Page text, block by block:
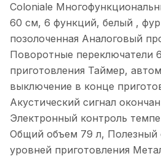
Coloniale
60 см, 6 функций, белый ,
позолоченная Аналоговый
Поворотные переключатели
приготовления Таймер,
выключение в конце
Акустический сигнал
Электронный контроль
Общий объем 79 л, Полезный
уровней приготовления